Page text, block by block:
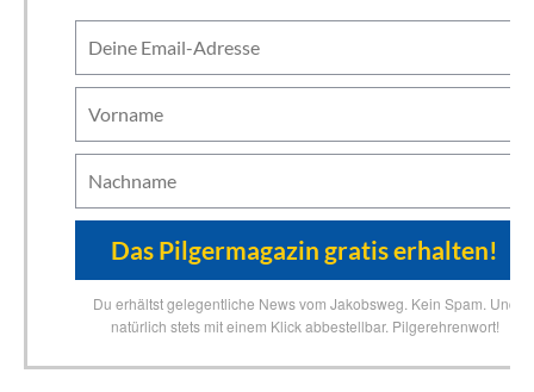
Du erhältst gelegentliche News vom Jakobsweg. Kein Spam. Und
natürlich stets mit einem Klick abbestellbar. Pilgerehrenwort!